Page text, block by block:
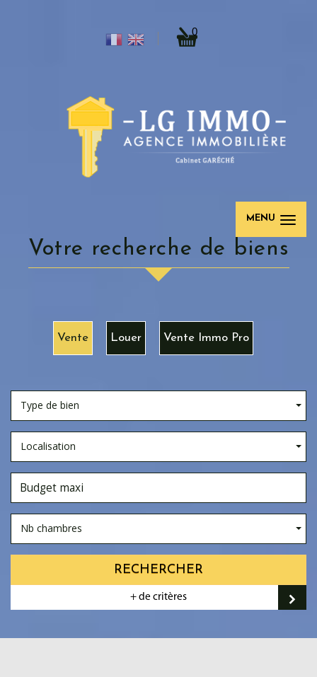
0
MENU
votre recherche de biens
Vente Louer Vente Immo Pro
Type de bien
Localisation
Nb chambres
RECHERCHER
+ de critères